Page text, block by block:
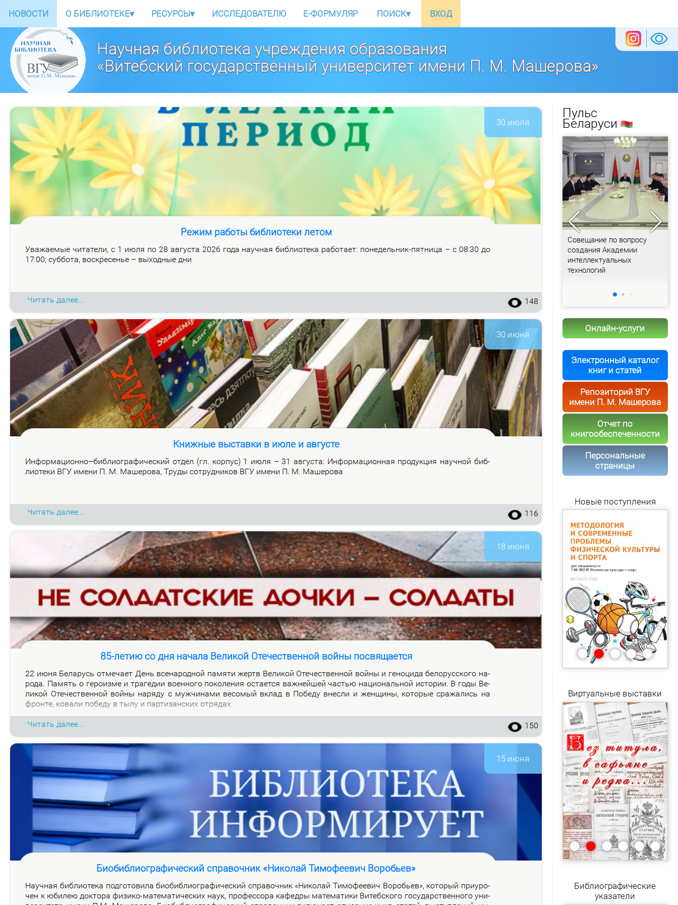
НОВОСТИ О БИБЛИОТЕКЕ▾ РЕСУРСЫ▾ ИССЛЕДОВАТЕЛЮ E-ФОРМУЛЯР ПОИСК▾ ВХОД
Научная библиотека учреждения образования
«Витебский государственный университет имени П. М. Машерова»
30 июля
Режим работы библиотеки летом
Ува­жа­е­мые чи­та­те­ли, с 1 июля по 28 ав­гу­ста 2026 го­да на­уч­ная биб­лио­те­ка ра­бо­та­ет: по­не­дель­ник-пят­ни­ца – с 08:30 до
17:00; суб­бо­та, вос­кре­се­нье – вы­ход­ные дни
Читать далее... 148
30 июня
Книжные выставки в июле и августе
Ин­фор­ма­ци­он­но–биб­лио­гра­фи­че­ский от­дел (гл. кор­пус) 1 июля – 31 ав­гу­ста: Ин­фор­ма­ци­он­ная про­дук­ция на­уч­ной биб­
лио­те­ки ВГУ име­ни П. М. Ма­ше­ро­ва, Тру­ды со­труд­ни­ков ВГУ име­ни П. М. Ма­ше­ро­ва
Читать далее... 116
18 июня
85-летию со дня начала Великой Отечественной войны посвящается
22 июня Бе­ла­русь от­ме­ча­ет День все­на­род­ной па­мя­ти жертв Ве­ли­кой Оте­че­ствен­ной вой­ны и ге­но­ци­да бе­ло­рус­ско­го на­
ро­да. Па­мять о ге­ро­из­ме и тра­ге­дии во­ен­но­го по­ко­ле­ния оста­ет­ся важ­ней­шей ча­стью на­цио­наль­ной ис­то­рии. В го­ды Ве­
ли­кой Оте­че­ствен­ной вой­ны на­ря­ду с муж­чи­на­ми ве­со­мый вклад в По­бе­ду внес­ли и жен­щи­ны, ко­то­рые сра­жа­лись на
фрон­те, ко­ва­ли по­бе­ду в ты­лу и пар­ти­зан­ских от­ря­дах.
Читать далее... 150
15 июня
Биобиблиографический справочник «Николай Тимофеевич Воробьев»
На­уч­ная биб­лио­те­ка под­го­то­ви­ла био­биб­лио­гра­фи­че­ский спра­воч­ник «Ни­ко­лай Ти­мо­фе­е­вич Во­ро­бьев», ко­то­рый при­уро­
чен к юби­лею док­то­ра физи­ко-ма­те­ма­ти­че­ских на­ук, про­фес­со­ра ка­фед­ры ма­те­ма­ти­ки Ви­теб­ско­го го­судар­ствен­но­го уни­
Пульс
Беларуси
представителя Беларуси в
Совещание по вопросу
создания Академии
интеллектуальных
технологий
Онлайн-услуги
Электронный каталог
книг и статей
Репозиторий ВГУ
имени П. М. Машерова
Отчет по
книгообеспеченности
Персональные
страницы
Новые поступления
•••••
Виртуальные выставки
••••••
Библиографические
указатели